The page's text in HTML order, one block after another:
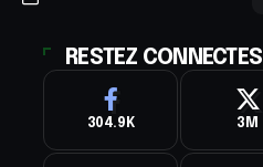
RESTEZ CONNECTES
304.9K 3M